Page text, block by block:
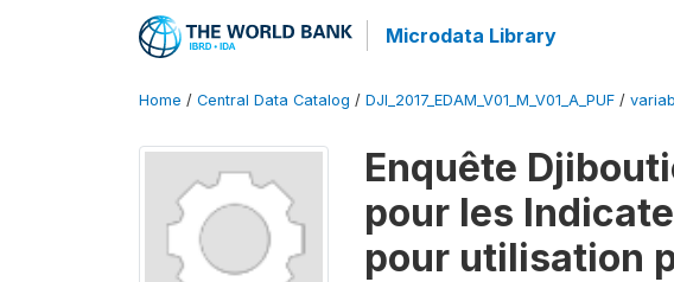
Microdata Library
Home / Central Data Catalog / DJI_2017_EDAM_V01_M_V01_A_PUF /
Enquête
pour les
pour utilisation